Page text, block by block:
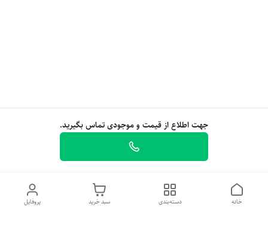
جهت اطلاع از قیمت و موجودی تماس بگیرید.
پروفایل سبد خرید دسته‌بندی خانه